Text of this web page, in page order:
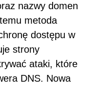
nazwy domen
metoda
dostępu w
strony
ataki, które
DNS. Nowa